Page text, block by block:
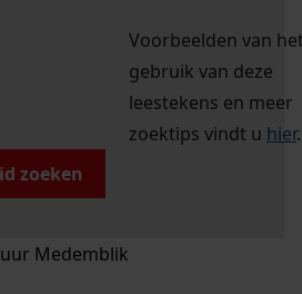
Voorbeelden van
gebruik van deze
leestekens en meer
zoektips vindt u hier.
zoeken
Medemblik